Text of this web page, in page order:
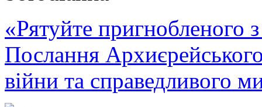
«Рятуйте пригнобленого
Послання
війни та справедливого